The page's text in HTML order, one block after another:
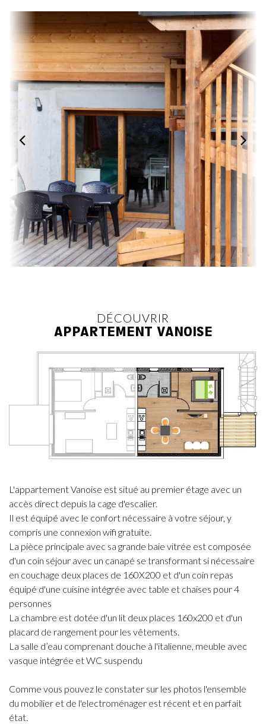
DÉCOUVRIR
APPARTEMENT VANOISE
L'appartement Vanoise est situé au premier étage avec un
accès direct depuis la cage d'escalier.
Il est équipé avec le confort nécessaire à votre séjour, y
compris une connexion wifi gratuite.
La pièce principale avec sa grande baie vitrée est composée
d'un coin séjour avec un canapé se transformant si nécessaire
en couchage deux places de 160X200 et d'un coin repas
équipé d'une cuisine intégrée avec table et chaises pour 4
personnes
La chambre est dotée d'un lit deux places 160x200 et d'un
placard de rangement pour les vêtements.
La salle d’eau comprenant douche à l'italienne, meuble avec
vasque intégrée et WC suspendu
Comme vous pouvez le constater sur les photos l'ensemble
du mobilier et de l'electroménager est récent et en parfait
état.